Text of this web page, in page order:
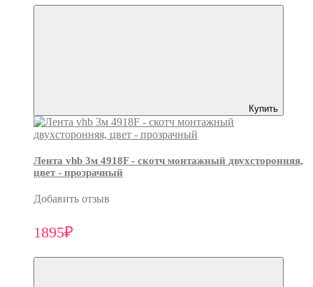
Купить
Лента vhb 3м 4918F - скотч монтажный двухсторонняя,
цвет - прозрачный
Добавить отзыв
1895₽